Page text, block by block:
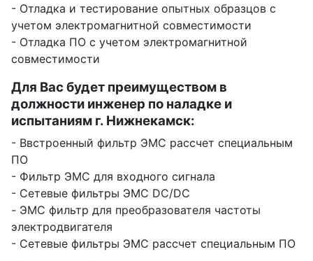
- Отладка и тестирование опытных образцов с
учетом электромагнитной совместимости
- Отладка ПО с учетом электромагнитной
совместимости
Для Вас будет преимуществом в
должности инженер по наладке и
испытаниям г. Нижнекамск:
- Ввстроенный фильтр ЭМС рассчет специальным
ПО
- Фильтр ЭМС для входного сигнала
- Сетевые фильтры ЭМС DC/DC
- ЭМС фильтр для преобразователя частоты
электродвигателя
- Сетевые фильтры ЭМС рассчет специальным ПО